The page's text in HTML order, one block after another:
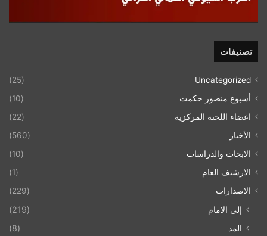
تصنيفات
Uncategorized
(25)
أسبوع منصور حكمت
(10)
اعضاء اللحنة المركزية
(22)
الأخبار
(560)
الابحاث والدراسات
(10)
الارشيف العام
(1)
الاصدارات
(229)
إلى الامام
(219)
المد
(8)